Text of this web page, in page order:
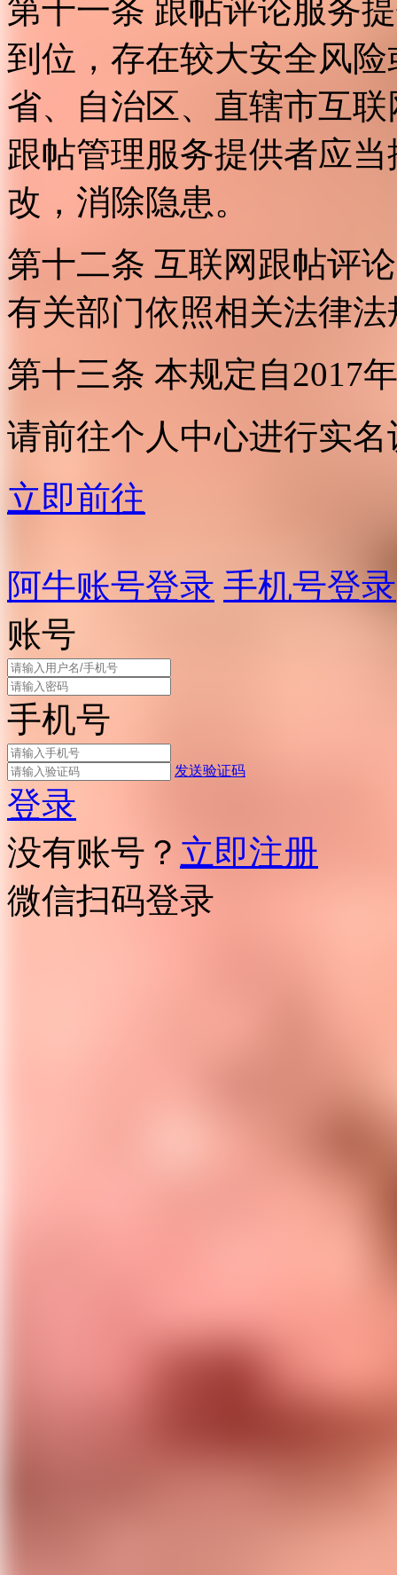
第十一条 跟帖评论服务
到位，存在较大安全风
省、自治区、直辖市互
跟帖管理服务提供者应
改，消除隐患。
第十二条 互联网跟帖评
有关部门依照相关法律
第十三条 本规定自2017
请前往个人中心进行实名
立即前往
阿牛账号登录 手机号登录
账号
手机号
发送验证码
登录
没有账号？ 立即注册
微信扫码登录